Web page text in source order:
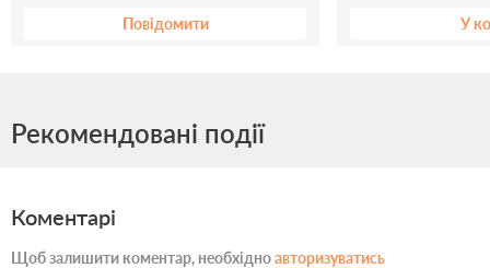
Повідомити У
Рекомендовані події
Коментарі
Щоб залишити коментар, необхідноавторизуватись